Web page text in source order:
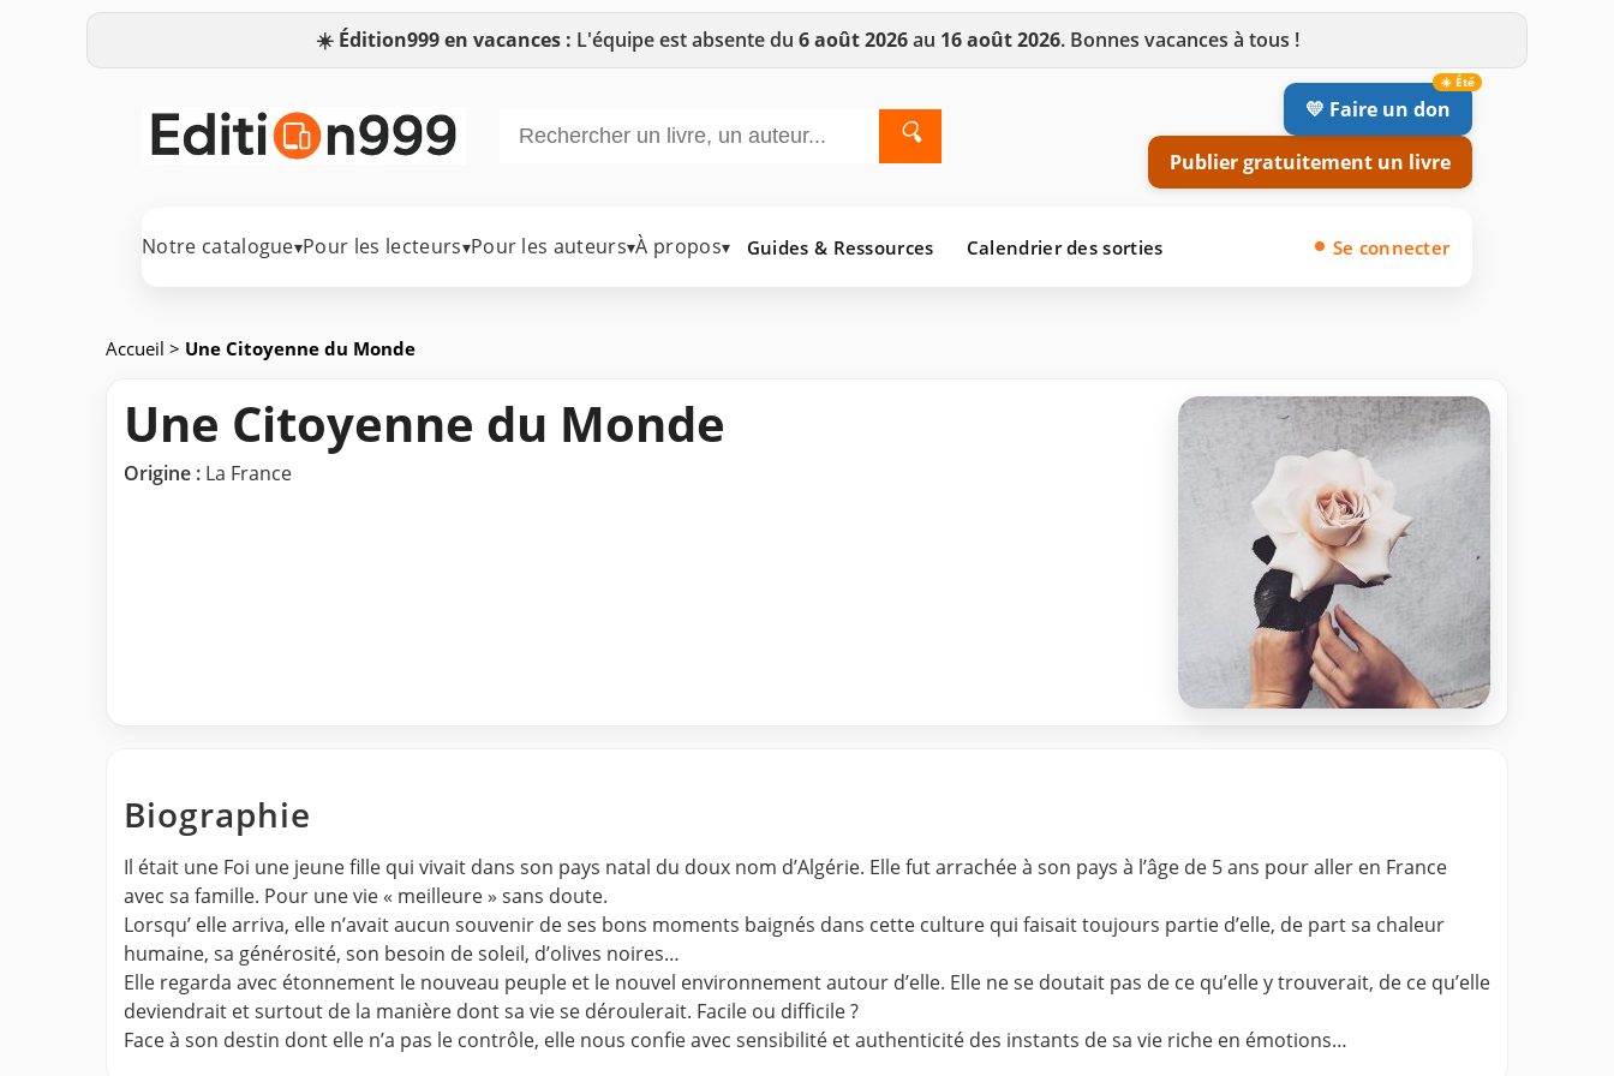
☀️ Édition999 en vacances : L'équipe est absente du 6 août 2026au 16 août 2026. Bonnes vacances à tous !
🔍
💛 Faire un don
Publier gratuitement un livre
Notre catalogue▾Pour les lecteurs▾Pour les auteurs▾À propos▾ Guides & Ressources Calendrier des sorties Se connecter
Accueil > Une Citoyenne du Monde
Une Citoyenne du Monde
Origine : La France
Biographie
Il était une Foi une jeune fille qui vivait dans son pays natal du doux nom d’Algérie. Elle fut arrachée à son pays à l’âge de 5 ans pour aller en France
avec sa famille. Pour une vie « meilleure » sans doute.
Lorsqu’ elle arriva, elle n’avait aucun souvenir de ses bons moments baignés dans cette culture qui faisait toujours partie d’elle, de part sa chaleur
humaine, sa générosité, son besoin de soleil, d’olives noires…
Elle regarda avec étonnement le nouveau peuple et le nouvel environnement autour d’elle. Elle ne se doutait pas de ce qu’elle y trouverait, de ce qu’elle
deviendrait et surtout de la manière dont sa vie se déroulerait. Facile ou difficile ?
Face à son destin dont elle n’a pas le contrôle, elle nous confie avec sensibilité et authenticité des instants de sa vie riche en émotions…